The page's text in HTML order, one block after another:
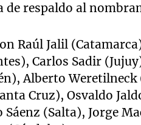
de respaldo al
Raúl Jalil
Carlos Sadir
Alberto Weretilneck
Cruz), Osvaldo
Sáenz (Salta), Jorge